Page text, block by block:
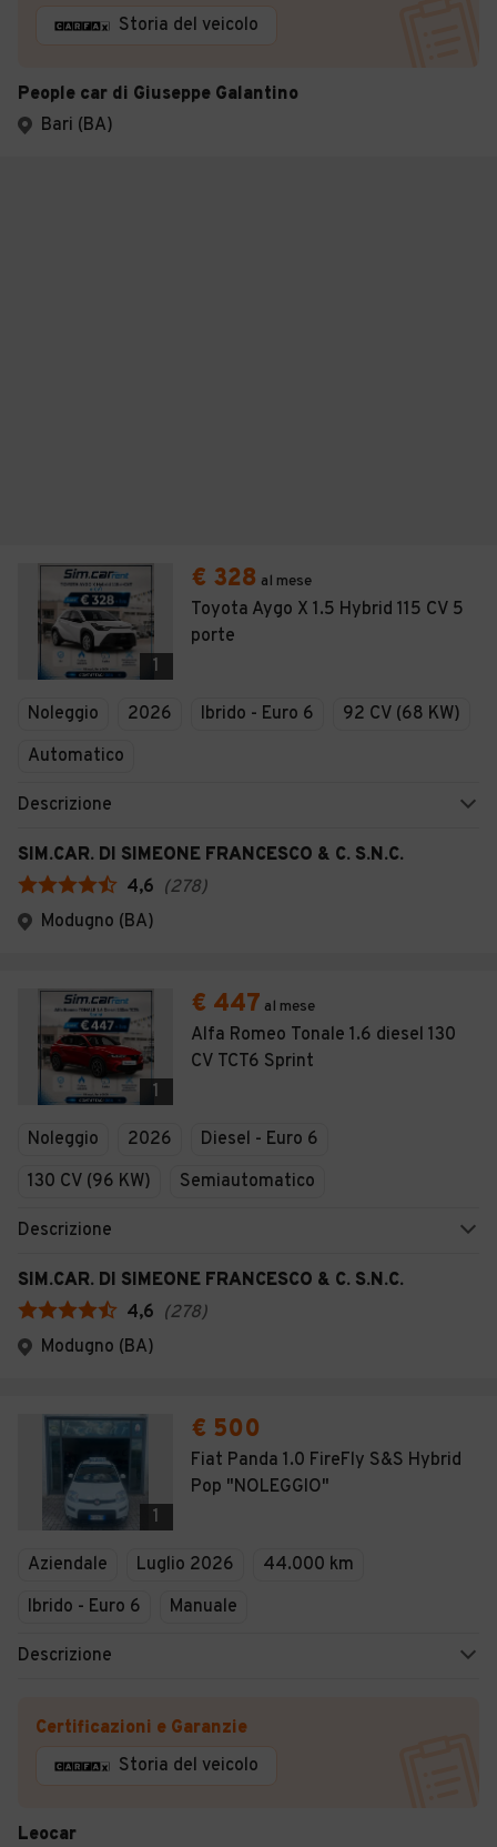
Storia del veicolo
People car di Giuseppe Galantino
Bari (BA)
1
€ 328 al mese
Toyota Aygo X 1.5 Hybrid 115 CV 5
porte
Noleggio 2026 Ibrido - Euro 6
92 CV (68 KW)
Automatico
Descrizione
SIM.CAR. DI SIMEONE FRANCESCO & C. S.N.C.
4,6 (278)
Modugno (BA)
1
€ 447 al mese
Alfa Romeo Tonale 1.6 diesel 130
CV TCT6 Sprint
Noleggio 2026
Diesel - Euro 6
130 CV (96 KW)
Semiautomatico
Descrizione
SIM.CAR. DI SIMEONE FRANCESCO & C. S.N.C.
4,6 (278)
Modugno (BA)
1
€ 500
Fiat Panda 1.0 FireFly S&S Hybrid
Pop "NOLEGGIO"
Aziendale Luglio 2026
44.000 km
Ibrido - Euro 6
Manuale
Descrizione
Certificazioni e Garanzie
Storia del veicolo
Leocar